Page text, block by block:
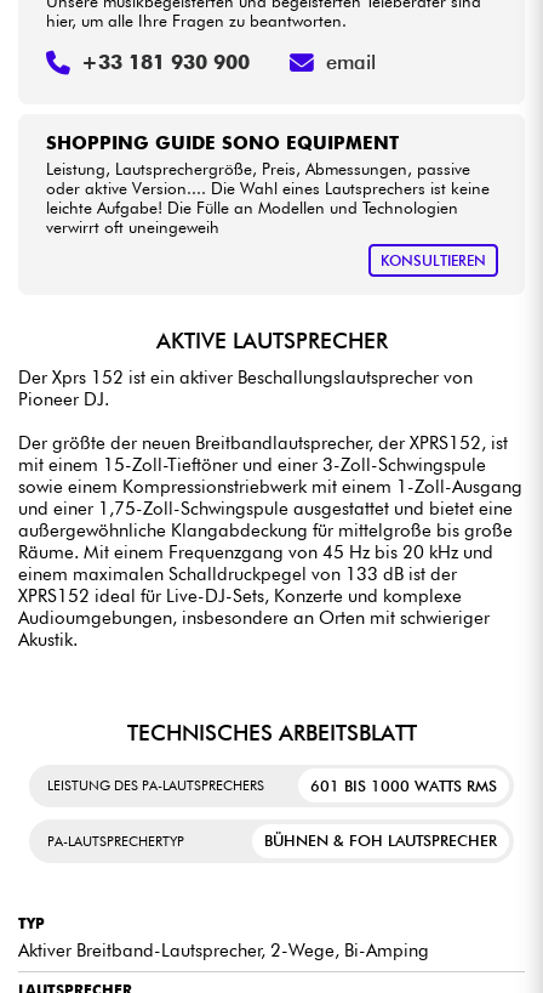
SHOPPING GUIDE SONO EQUIPMENT
Leistung, Lautsprechergröße, Preis, Abmessungen, passive
oder aktive Version.... Die Wahl eines Lautsprechers ist keine
leichte Aufgabe! Die Fülle an Modellen und Technologien
verwirrt oft uneingeweih
KONSULTIEREN
hier, um alle Ihre Fragen zu beantworten.
+33 181 930 900 email
AKTIVE LAUTSPRECHER
Der Xprs 152 ist ein aktiver Beschallungslautsprecher von
Pioneer DJ.
Der größte der neuen Breitbandlautsprecher, der XPRS152, ist
mit einem 15-Zoll-Tieftöner und einer 3-Zoll-Schwingspule
sowie einem Kompressionstriebwerk mit einem 1-Zoll-Ausgang
und einer 1,75-Zoll-Schwingspule ausgestattet und bietet eine
außergewöhnliche Klangabdeckung für mittelgroße bis große
Räume. Mit einem Frequenzgang von 45 Hz bis 20 kHz und
einem maximalen Schalldruckpegel von 133 dB ist der
XPRS152 ideal für Live-DJ-Sets, Konzerte und komplexe
Audioumgebungen, insbesondere an Orten mit schwieriger
Akustik.
TECHNISCHES ARBEITSBLATT
LEISTUNG DES PA-LAUTSPRECHERS 601 BIS 1000 WATTS RMS
PA-LAUTSPRECHERTYP BÜHNEN & FOH LAUTSPRECHER
TYP
Aktiver Breitband-Lautsprecher, 2-Wege, Bi-Amping